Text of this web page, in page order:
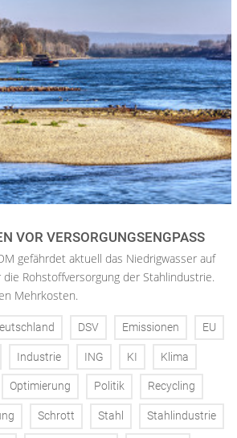
VOR VERSORGUNGSENGPASS
gefährdet aktuell das Niedrigwasser auf
Rohstoffversorgung der Stahlindustrie.
Mehrkosten.
DSV Emissionen EU
Industrie ING KI Klima
Optimierung Politik Recycling
Schrott Stahl Stahlindustrie